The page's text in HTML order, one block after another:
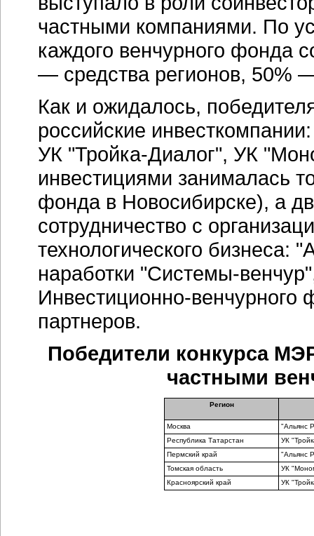
частными компаниями. По
каждого венчурного фонда
— средства регионов, 50%
Как и ожидалось,
российские
УК "Тройка-Диалог", УК
инвестициями занималась
фонда в Новосибирске), а
сотрудничество с
технологического бизнеса:
наработки "Системы-
Инвестиционно-венчурного
партнеров.
Победители конкурса
частными
Регион
Москва
"Альянс
Республика Татарстан
УК
Пермский край
"Альянс
Томская область
УК
Красноярский край
УК